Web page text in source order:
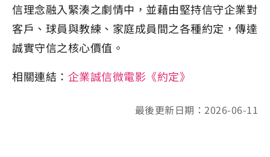
信理念融入緊湊之劇情中，並藉由堅持信守企業對
客戶、球員與教練、家庭成員間之各種約定，傳達
誠實守信之核心價值。
相關連結： 企業誠信微電影《約定》
最後更新日期：2026-06-11